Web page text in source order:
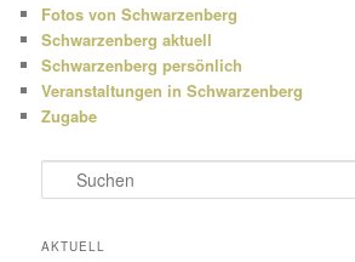
Fotos von Schwarzenberg
Schwarzenberg aktuell
Schwarzenberg persönlich
Veranstaltungen in Schwarzenberg
Zugabe
u
h
AKTUELL